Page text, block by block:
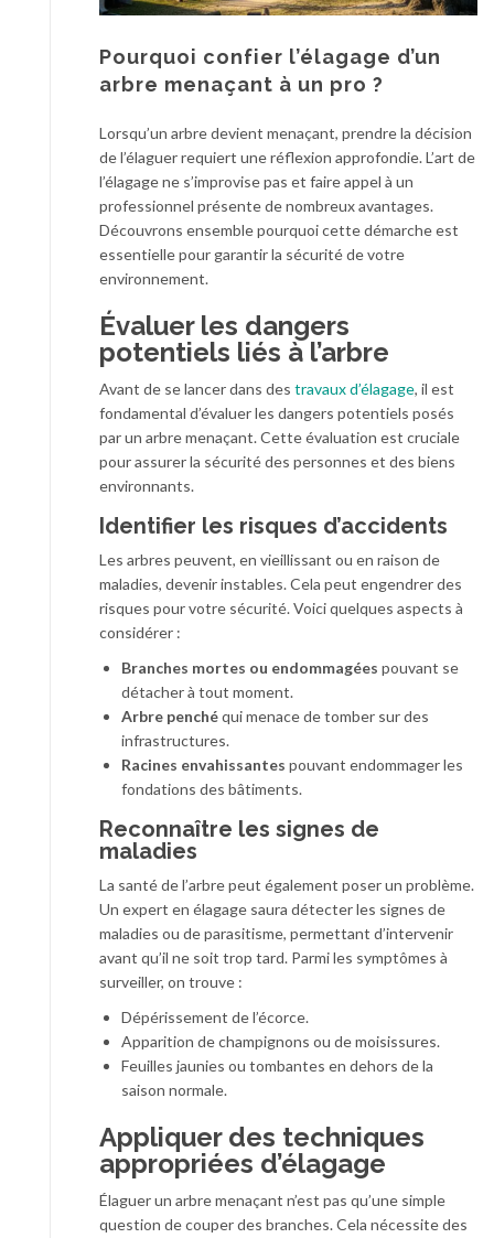
Pourquoi confier l’élagage d’un
arbre menaçant à un pro ?
Lorsqu’un arbre devient menaçant, prendre la décision
de l’élaguer requiert une réflexion approfondie. L’art de
l’élagage ne s’improvise pas et faire appel à un
professionnel présente de nombreux avantages.
Découvrons ensemble pourquoi cette démarche est
essentielle pour garantir la sécurité de votre
environnement.
Évaluer les dangers
potentiels liés à l’arbre
Avant de se lancer dans des travaux d’élagage, il est
fondamental d’évaluer les dangers potentiels posés
par un arbre menaçant. Cette évaluation est cruciale
pour assurer la sécurité des personnes et des biens
environnants.
Identifier les risques d’accidents
Les arbres peuvent, en vieillissant ou en raison de
maladies, devenir instables. Cela peut engendrer des
risques pour votre sécurité. Voici quelques aspects à
considérer :
Branches mortes ou endommagées pouvant se
détacher à tout moment.
Arbre penchéqui menace de tomber sur des
infrastructures.
Racines envahissantes pouvant endommager les
fondations des bâtiments.
Reconnaître les signes de
maladies
La santé de l’arbre peut également poser un problème.
Un expert en élagage saura détecter les signes de
maladies ou de parasitisme, permettant d’intervenir
avant qu’il ne soit trop tard. Parmi les symptômes à
surveiller, on trouve :
Dépérissement de l’écorce.
Apparition de champignons ou de moisissures.
Feuilles jaunies ou tombantes en dehors de la
saison normale.
Appliquer des techniques
appropriées d’élagage
Élaguer un arbre menaçant n’est pas qu’une simple
question de couper des branches. Cela nécessite des